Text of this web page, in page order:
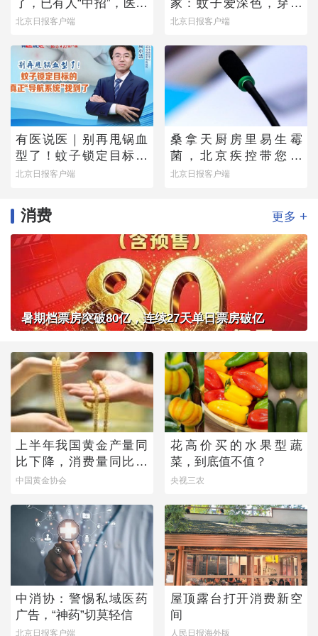
了，已有人“中招”，医生
提醒——
北京日报客户端
家：蚊子爱深色，穿浅
色衣服不易招蚊子
北京日报客户端
有医说医｜别再甩锅血
型了！蚊子锁定目标的
真正“导航系统”找到了
北京日报客户端
桑拿天厨房里易生霉
菌，北京疾控带您排
除“高风险点位”
北京日报客户端
消费 更多 +
暑期档票房突破80亿，连续27天单日票房破亿
上半年我国黄金产量同
比下降，消费量同比微
增
中国黄金协会
花高价买的水果型蔬
菜，到底值不值？
央视三农
中消协：警惕私域医药
广告，“神药”切莫轻信
北京日报客户端
屋顶露台打开消费新空
间
人民日报海外版